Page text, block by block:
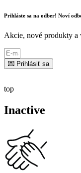
Prihláste sa na odber! Noví
Akcie, nové produkty a
💌 Prihlásiť sa
top
Inactive